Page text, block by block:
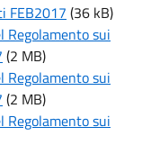
FEB2017 (36 kB)
Regolamento sui
(2 MB)
Regolamento sui
(2 MB)
Regolamento sui